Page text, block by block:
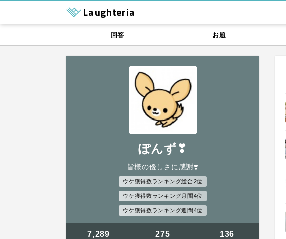
Laughteria
回答 お題
ぽんず❣
皆様の優しさに感謝❣️
ウケ獲得数ランキング総合2位
ウケ獲得数ランキング月間4位
ウケ獲得数ランキング週間4位
7,289 275 136